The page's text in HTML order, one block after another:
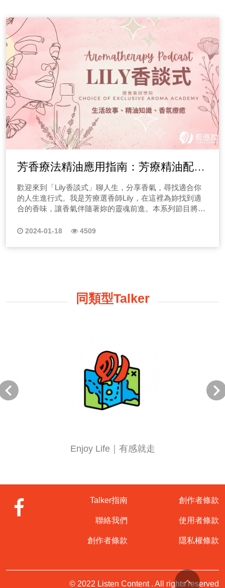
芳香療法精油應用指南：芳療精油配方
介紹與使用建議
歡迎來到「Lily香談式」聊人生，分享香氣，尋找適合你
的人生進行式。我是芳療選香師Lily，在這裡為妳找到適
合的香味，讓香氣伴隨著妳的靈魂前進。本系列節目將分
香，如果其中的故事讓妳有感，歡迎聯絡芳療選香師
可以協助改善這樣的情況。 (一)如何選擇擴香方式？ 我們
會提到幾個擴香精油的方法給大家參考。 1.水氧機或擴香
情緒焦慮，讓情緒更鎮定的幾套芳香療法，可以分為白天
和睡前去使用。 (一)白天使用芳樟精油 建議在白天的時候
可以擴香芳樟精油，因為科學實證顯示芳樟精油對情緒鎮
後，或是準備上床前可以使用甜橙精油加真正薰衣草精
書時專注力提高了，情緒也更鎮定安定。在睡眠方面，睡
時要注意安全性，每個配方並不是適用於所有個案。若有
原生疾病或正在服用藥物，要先諮詢醫生意見，芳香療法
是輔助性的協助，絕對不能完全取代正統醫學，想知道更
多精油運用案例嗎？歡迎妳持續鎖定我的節目唷！ ◆夏
季戶外必知的防蚊精油配方 這一集節目我們來分享“夏天
一些令人苦惱的小問題，例如蚊蟲叮咬發癢，或因為太陽
太大溫度太高，引起泛紅等問題，那該怎麼辦呢？請點選
2024-01-18 4509
同類型Talker
Enjoy Life｜有感就走
Talker指南
聯絡我們
創作者條款
創作者條款
使用者條款
隱私權條款
© 2022 Listen Content . All rights reserved